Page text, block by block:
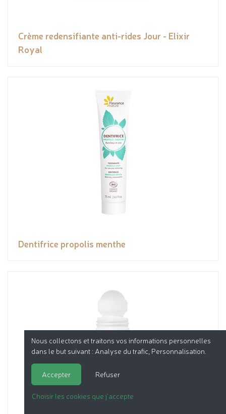
Crème redensifiante anti-rides Jour - Elixir
Royal
Dentifrice propolis menthe
Nous collectons et traitons vos informations personnelles
dans le but suivant : Analyse du trafic, Personnalisation
Accepter Refuser
Choisir les cookies que j'accepte